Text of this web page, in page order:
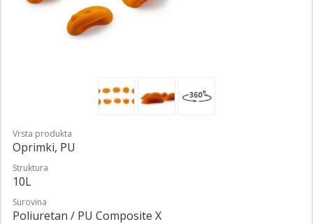
Vrsta produkta
Oprimki, PU
Struktura
10L
Surovina
Poliuretan / PU Composite X